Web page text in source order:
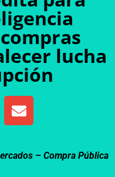
lucha
– Compra Pública